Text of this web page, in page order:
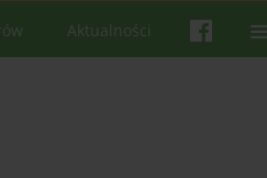
Aktualności